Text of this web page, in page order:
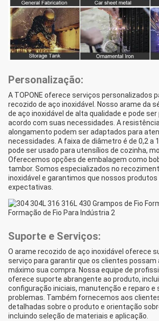
Personalização:
A TOPONE oferece serviços personalizados
recozido de aço inoxidável. Nosso arame da
de aço inoxidável de alta qualidade e pode
acordo com suas necessidades. A
alongamento podem ser adaptados para
necessidades. A faixa de diâmetro é de 0,2 a
pode ser usado para utensílios de cozinha,
Oferecemos opções de embalagem como
tambor. Somos especializados no
inoxidável e garantimos que nossos
expectativas.
Suporte e Serviços:
O arame recozido de aço inoxidável oferece
serviço para garantir que os clientes possam
máximo sua compra. Nossa equipe de
oferece suporte abrangente ao produto,
configuração iniciais, manutenção e reparo e
problemas. Também fornecemos aos
detalhadas sobre o produto e orientação
incluindo seleção de materiais e aplicação.